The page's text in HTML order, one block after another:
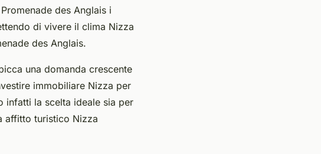
des Anglais i
di vivere il clima Nizza
des Anglais.
una domanda crescente
immobiliare Nizza per
infatti la scelta ideale sia per
affitto turistico Nizza